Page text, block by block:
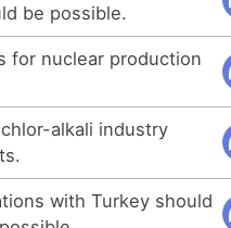
be possible.
for nuclear production
alkali industry
with Turkey should